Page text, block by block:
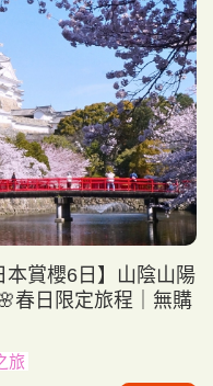
本賞櫻6日】山陰山陽
春日限定旅程｜無購
旅